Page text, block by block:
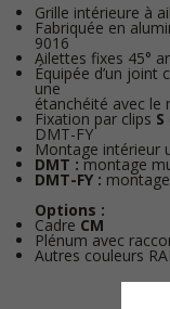
Grille intérieure à
Fabriquée en
9016
Ailettes fixes 45°
Équipée d’un
une
étanchéité avec le
Fixation par clips S
DMT-FY
Montage intérieur
DMT : montage
DMT-FY :
Options :
Cadre CM
Plénum avec
Autres couleurs RAL